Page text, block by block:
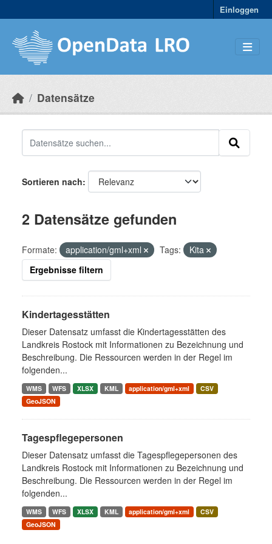
Einloggen
Datensätze
Sortieren nach
2 Datensätze gefunden
Formate: application/gml+xml Tags:
Kita
Ergebnisse filtern
Kindertagesstätten
Dieser Datensatz umfasst die Kindertagesstätten des
Landkreis Rostock mit Informationen zu Bezeichnung und
Beschreibung. Die Ressourcen werden in der Regel im
folgenden...
WMS WFS XLSX KML application/gml+xml
CSV
GeoJSON
Tagespflegepersonen
Dieser Datensatz umfasst die Tagespflegepersonen des
Landkreis Rostock mit Informationen zu Bezeichnung und
Beschreibung. Die Ressourcen werden in der Regel im
folgenden...
WMS WFS XLSX KML application/gml+xml
CSV
GeoJSON